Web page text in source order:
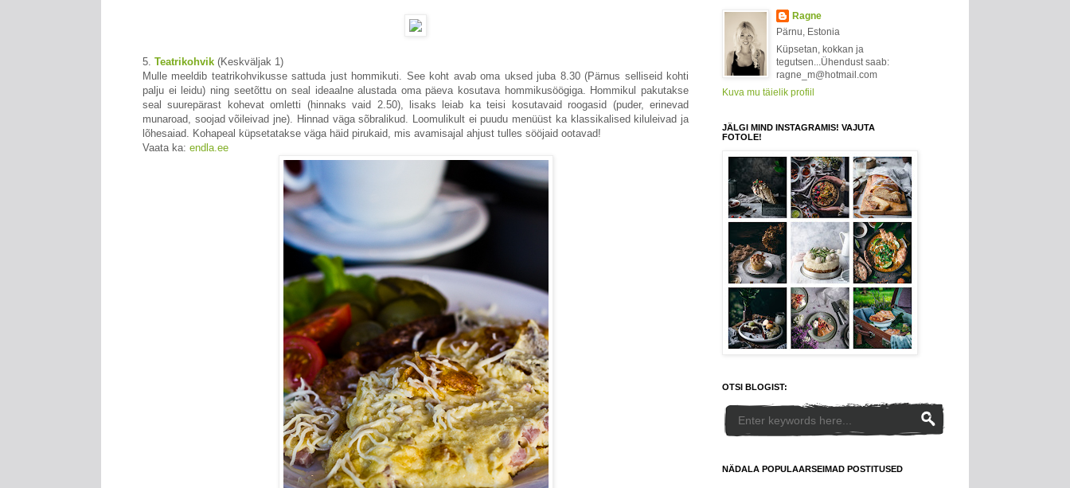
5. Teatrikohvik (Keskväljak 1)
Mulle meeldib teatrikohvikusse sattuda just hommikuti. See koht avab oma uksed juba 8.30 (Pärnus selliseid kohti
palju ei leidu) ning seetõttu on seal ideaalne alustada oma päeva kosutava hommikusöögiga. Hommikul pakutakse
seal suurepärast kohevat omletti (hinnaks vaid 2.50), lisaks leiab ka teisi kosutavaid roogasid (puder, erinevad
munaroad, soojad võileivad jne). Hinnad väga sõbralikud. Loomulikult ei puudu menüüst ka klassikalised kiluleivad ja
lõhesaiad. Kohapeal küpsetatakse väga häid pirukaid, mis avamisajal ahjust tulles sööjaid ootavad!
Vaata ka: endla.ee
Ragne
Pärnu, Estonia
Küpsetan, kokkan ja
tegutsen...Ühendust saab:
ragne_m@hotmail.com
Kuva mu täielik profiil
JÄLGI MIND INSTAGRAMIS! VAJUTA
FOTOLE!
OTSI BLOGIST:
NÄDALA POPULAARSEIMAD POSTITUSED